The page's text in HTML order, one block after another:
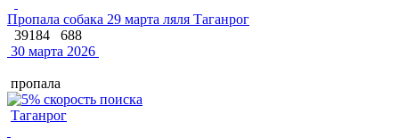
Пропала собака 29 марта ляля Таганрог
39184
688
30 марта 2026
пропала
Таганрог